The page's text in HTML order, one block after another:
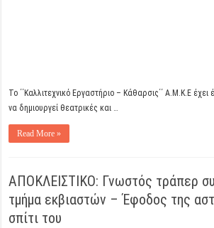
Το ΄΄Καλλιτεχνικό Εργαστήριο – Κάθαρσις΄΄ Α.Μ.Κ.Ε έχει
να δημιουργεί θεατρικές και …
Read More »
ΑΠΟΚΛΕΙΣΤΙΚΟ: Γνωστός τράπερ
τμήμα εκβιαστών – Έφοδος της
σπίτι του